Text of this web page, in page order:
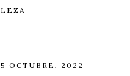
5 OCTUBRE, 2022